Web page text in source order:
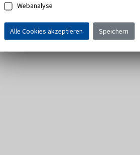
Webanalyse
Alle Cookies akzeptieren Speichern